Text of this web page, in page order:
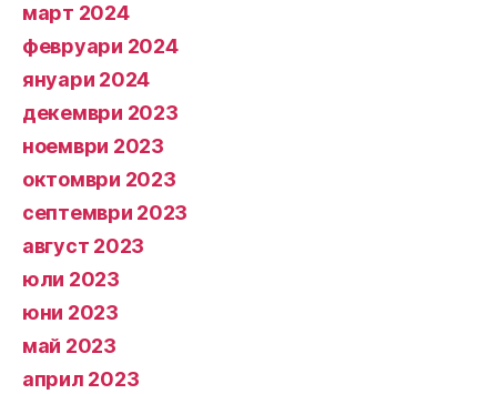
март 2024
февруари 2024
януари 2024
декември 2023
ноември 2023
октомври 2023
септември 2023
август 2023
юли 2023
юни 2023
май 2023
април 2023